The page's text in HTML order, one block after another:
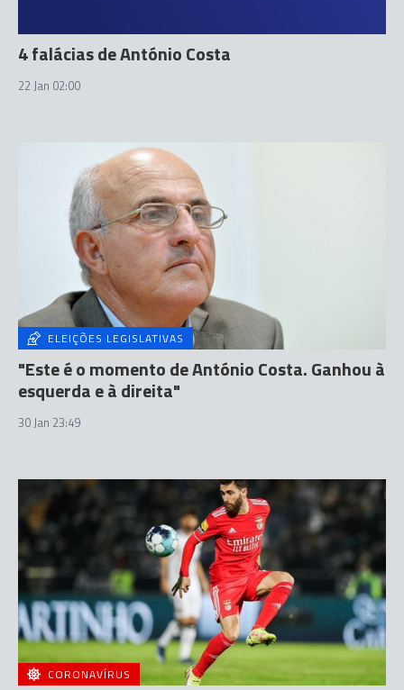
4 falácias de António Costa
22 Jan 02:00
ELEIÇÕES LEGISLATIVAS
"Este é o momento de António Costa. Ganhou à
esquerda e à direita"
30 Jan 23:49
CORONAVÍRUS